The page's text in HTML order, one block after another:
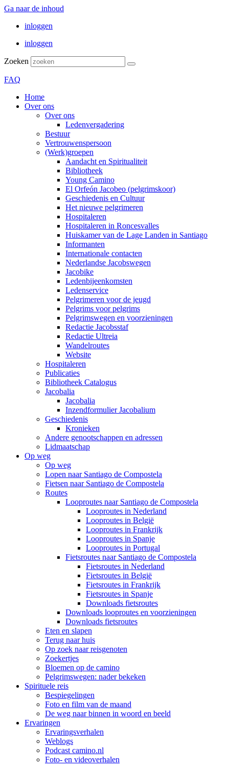
Ga naar de inhoud
inloggen
inloggen
Zoeken
FAQ
Home
Over ons
Over ons
Ledenvergadering
Bestuur
Vertrouwenspersoon
(Werk)groepen
Aandacht en Spiritualiteit
Bibliotheek
Young Camino
El Orfeón Jacobeo (pelgrimskoor)
Geschiedenis en Cultuur
Het nieuwe pelgrimeren
Hospitaleren
Hospitaleren in Roncesvalles
Huiskamer van de Lage Landen in Santiago
Informanten
Internationale contacten
Nederlandse Jacobswegen
Jacobike
Ledenbijeenkomsten
Ledenservice
Pelgrimeren voor de jeugd
Pelgrims voor pelgrims
Pelgrimswegen en voorzieningen
Redactie Jacobsstaf
Redactie Ultreia
Wandelroutes
Website
Hospitaleren
Publicaties
Bibliotheek Catalogus
Jacobalia
Jacobalia
Inzendformulier Jacobalium
Geschiedenis
Kronieken
Andere genootschappen en adressen
Lidmaatschap
Op weg
Op weg
Lopen naar Santiago de Compostela
Fietsen naar Santiago de Compostela
Routes
Looproutes naar Santiago de Compostela
Looproutes in Nederland
Looproutes in België
Looproutes in Frankrijk
Looproutes in Spanje
Looproutes in Portugal
Fietsroutes naar Santiago de Compostela
Fietsroutes in Nederland
Fietsroutes in België
Fietsroutes in Frankrijk
Fietsroutes in Spanje
Downloads fietsroutes
Downloads looproutes en voorzieningen
Downloads fietsroutes
Eten en slapen
Terug naar huis
Op zoek naar reisgenoten
Zoekertjes
Bloemen op de camino
Pelgrimswegen: nader bekeken
Spirituele reis
Bespiegelingen
Foto en film van de maand
De weg naar binnen in woord en beeld
Ervaringen
Ervaringsverhalen
Weblogs
Podcast camino.nl
Foto- en videoverhalen